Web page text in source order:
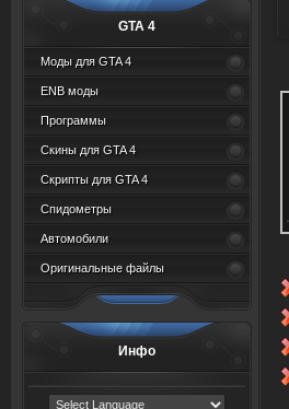
GTA 4
Моды для GTA 4
ENB моды
Программы
Скины для GTA 4
Скрипты для GTA 4
Спидометры
Автомобили
Оригинальные файлы
Инфо